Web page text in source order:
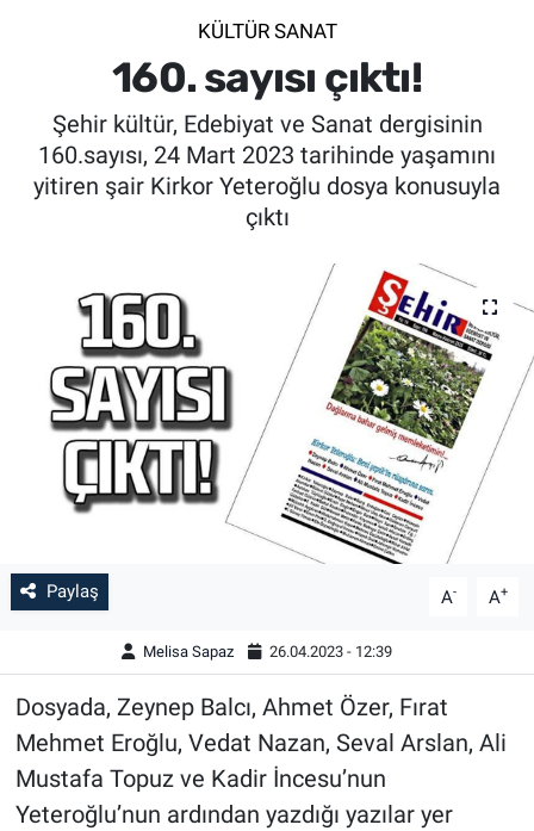
KÜLTÜR SANAT
160. sayısı çıktı!
Şehir kültür, Edebiyat ve Sanat dergisinin
160.sayısı, 24 Mart 2023 tarihinde yaşamını
yitiren şair Kirkor Yeteroğlu dosya konusuyla
çıktı
Paylaş A- A+
Melisa Sapaz 26.04.2023 - 12:39
Dosyada, Zeynep Balcı, Ahmet Özer, Fırat
Mehmet Eroğlu, Vedat Nazan, Seval Arslan, Ali
Mustafa Topuz ve Kadir İncesu’nun
Yeteroğlu’nun ardından yazdığı yazılar yer
SAĞLIK